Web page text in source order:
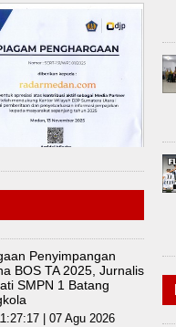
Penyimpangan
BOS TA 2025, Jurnalis
SMPN 1 Batang
| 07 Agu 2026